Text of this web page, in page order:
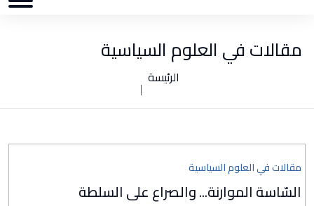
مقالات في العلوم السياسية
الرئيسة
مقالات في العلوم السياسية
السّاسة الموارنة... والصراع على السلطة